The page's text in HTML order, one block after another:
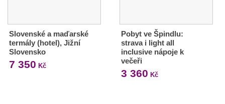
Slovenské a maďarské
termály (hotel), Jižní
Slovensko
7 350 Kč
Pobyt ve Špindlu:
strava i light all
inclusive nápoje k
večeři
3 360 Kč